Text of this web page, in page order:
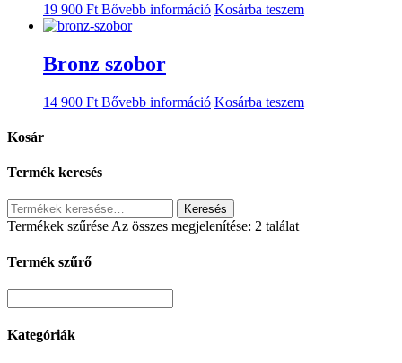
19 900 Ft Bővebb információ Kosárba teszem
Bronz szobor
14 900 Ft Bővebb információ Kosárba teszem
Kosár
Termék keresés
Keresés
a
Keresés
Termékek szűrése Az összes megjelenítése: 2 találat
Termék szűrő
Kategóriák